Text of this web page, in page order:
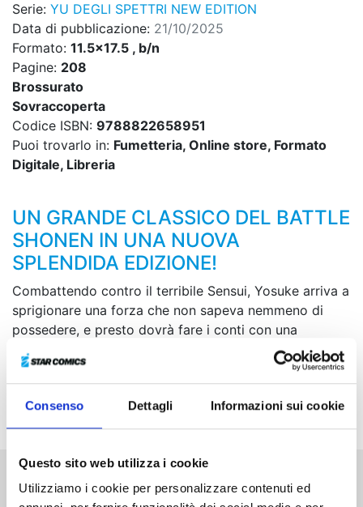
Consenso Dettagli Informazioni sui cookie
Questo sito web utilizza i cookie
Utilizziamo i cookie per personalizzare contenuti ed
Serie: YU DEGLI SPETTRI NEW EDITION
Data di pubblicazione: 21/10/2025
Formato: 11.5x17.5 , b/n
Pagine: 208
Brossurato
Sovraccoperta
Codice ISBN: 9788822658951
Puoi trovarlo in: Fumetteria, Online store, Formato
Digitale, Libreria
UN GRANDE CLASSICO DEL BATTLE
SHONEN IN UNA NUOVA
SPLENDIDA EDIZIONE!
Combattendo contro il terribile Sensui, Yosuke arriva a
sprigionare una forza che non sapeva nemmeno di
possedere, e presto dovrà fare i conti con una
scoperta sconvolgente sulla propria identità... Quali
conseguenze avranno le sue scelte e quelle dei suoi
amici sul precario equilibrio che intercorre tra regno
dei demoni e regno degli umani?